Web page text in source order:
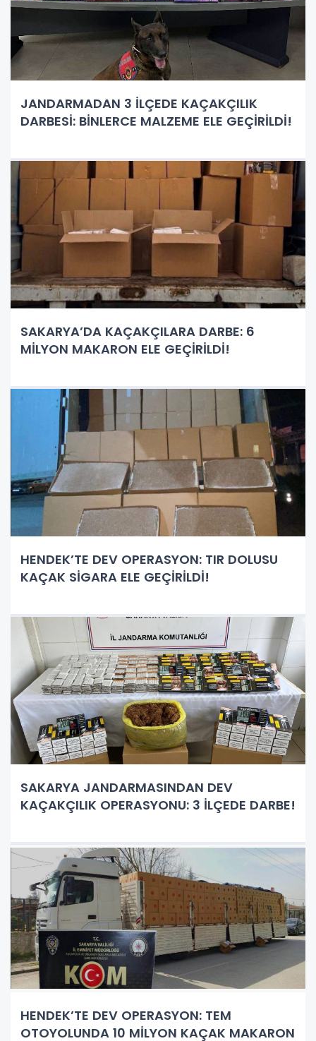
JANDARMADAN 3 İLÇEDE KAÇAKÇILIK
DARBESİ: BİNLERCE MALZEME ELE GEÇİRİLDİ!
SAKARYA’DA KAÇAKÇILARA DARBE: 6
MİLYON MAKARON ELE GEÇİRİLDİ!
HENDEK’TE DEV OPERASYON: TIR DOLUSU
KAÇAK SİGARA ELE GEÇİRİLDİ!
SAKARYA JANDARMASINDAN DEV
KAÇAKÇILIK OPERASYONU: 3 İLÇEDE DARBE!
HENDEK’TE DEV OPERASYON: TEM
OTOYOLUNDA 10 MİLYON KAÇAK MAKARON